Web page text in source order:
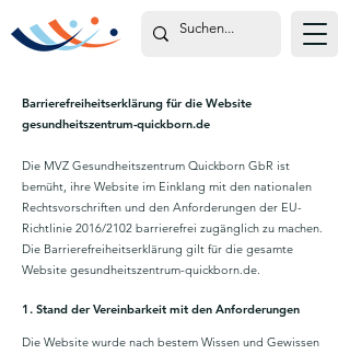
Barrierefreiheitserklärung für die Website
gesundheitszentrum-quickborn.de
Die MVZ Gesundheitszentrum Quickborn GbR ist
bemüht, ihre Website im Einklang mit den nationalen
Rechtsvorschriften und den Anforderungen der EU-
Richtlinie 2016/2102 barrierefrei zugänglich zu machen.
Die Barrierefreiheitserklärung gilt für die gesamte
Website gesundheitszentrum-quickborn.de.
1. Stand der Vereinbarkeit mit den Anforderungen
Die Website wurde nach bestem Wissen und Gewissen